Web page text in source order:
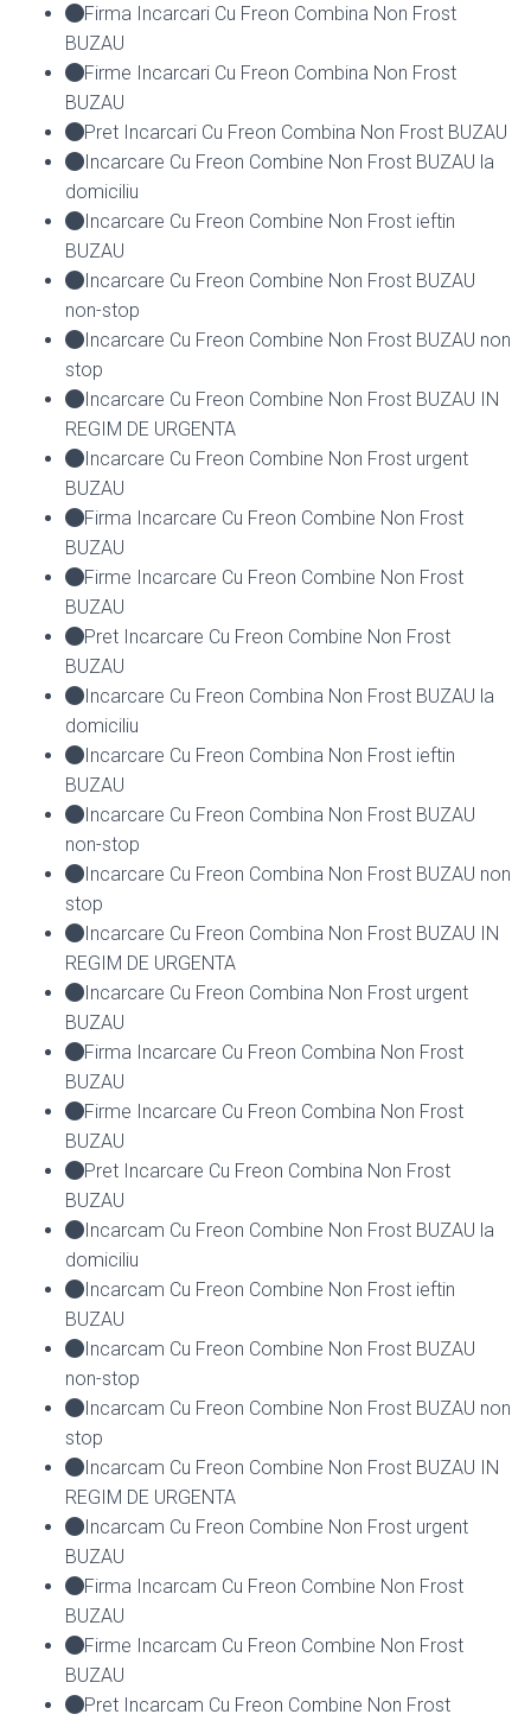
Firma Incarcari Cu Freon Combina Non Frost
BUZAU
Firme Incarcari Cu Freon Combina Non Frost
BUZAU
Pret Incarcari Cu Freon Combina Non Frost BUZAU
Incarcare Cu Freon Combine Non Frost BUZAU la
domiciliu
Incarcare Cu Freon Combine Non Frost ieftin
BUZAU
Incarcare Cu Freon Combine Non Frost BUZAU
non-stop
Incarcare Cu Freon Combine Non Frost BUZAU non
stop
Incarcare Cu Freon Combine Non Frost BUZAU IN
REGIM DE URGENTA
Incarcare Cu Freon Combine Non Frost urgent
BUZAU
Firma Incarcare Cu Freon Combine Non Frost
BUZAU
Firme Incarcare Cu Freon Combine Non Frost
BUZAU
Pret Incarcare Cu Freon Combine Non Frost
BUZAU
Incarcare Cu Freon Combina Non Frost BUZAU la
domiciliu
Incarcare Cu Freon Combina Non Frost ieftin
BUZAU
Incarcare Cu Freon Combina Non Frost BUZAU
non-stop
Incarcare Cu Freon Combina Non Frost BUZAU non
stop
Incarcare Cu Freon Combina Non Frost BUZAU IN
REGIM DE URGENTA
Incarcare Cu Freon Combina Non Frost urgent
BUZAU
Firma Incarcare Cu Freon Combina Non Frost
BUZAU
Firme Incarcare Cu Freon Combina Non Frost
BUZAU
Pret Incarcare Cu Freon Combina Non Frost
BUZAU
Incarcam Cu Freon Combine Non Frost BUZAU la
domiciliu
Incarcam Cu Freon Combine Non Frost ieftin
BUZAU
Incarcam Cu Freon Combine Non Frost BUZAU
non-stop
Incarcam Cu Freon Combine Non Frost BUZAU non
stop
Incarcam Cu Freon Combine Non Frost BUZAU IN
REGIM DE URGENTA
Incarcam Cu Freon Combine Non Frost urgent
BUZAU
Firma Incarcam Cu Freon Combine Non Frost
BUZAU
Firme Incarcam Cu Freon Combine Non Frost
BUZAU
Pret Incarcam Cu Freon Combine Non Frost